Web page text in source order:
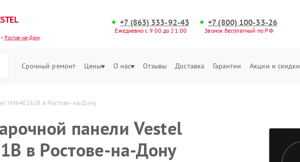
Ростов-на-Дону
+7 (863) 333-92-43
Ежедневно с 9:00 до 21:00
+7 (800) 100-33-26
Звонок бесплатный по РФ
Срочный ремонт Цены О нас Отзывы Доставка Гарантии Акции и скидки
VH64E261B в Ростове-на-Дону
панели Vestel
в Ростове-на-Дону